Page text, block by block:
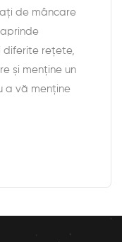
de mâncare
diferite rețete,
și menține un
a vă menține